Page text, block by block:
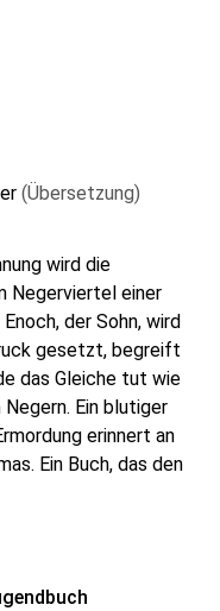
(Übersetzung)
wird die
Negerviertel einer
der Sohn, wird
gesetzt, begreift
das Gleiche tut wie
Ein blutiger
erinnert an
Ein Buch, das den